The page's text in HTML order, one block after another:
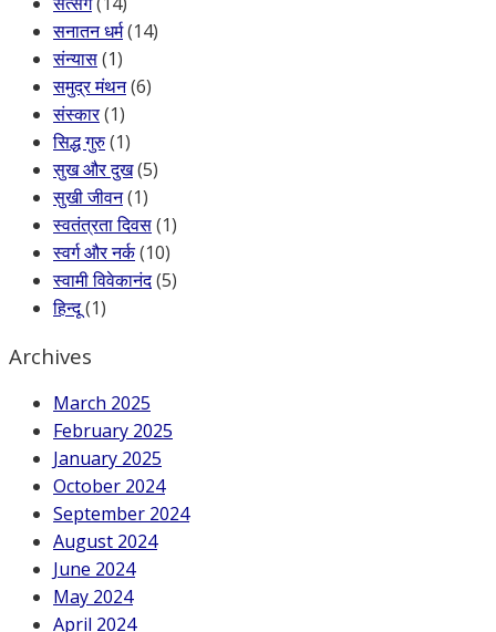
सनातन धर्म(14)
संन्यास(1)
समुद्र मंथन(6)
संस्कार(1)
सिद्ध गुरु(1)
सुख और दुख(5)
सुखी जीवन(1)
स्वतंत्रता दिवस(1)
स्वर्ग और नर्क(10)
स्वामी विवेकानंद(5)
हिन्दू(1)
Archives
March 2025
February 2025
January 2025
October 2024
September 2024
August 2024
June 2024
May 2024
April 2024